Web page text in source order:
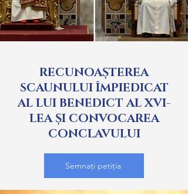
RECUNOAȘTEREA
SCAUNULUI ÎMPIEDICAT
AL LUI BENEDICT AL XVI-
LEA ȘI CONVOCAREA
CONCLAVULUI
Semnați petiția